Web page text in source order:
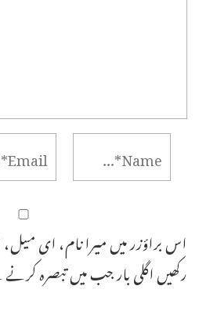
اس براؤزر میں میرا نام، ای
رکھیں اگلی بار جب میں تبصرہ